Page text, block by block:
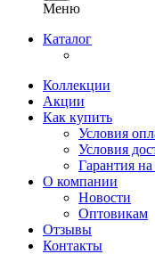
Меню
Каталог
Коллекции
Акции
Как купить
Условия
Условия
Гарантия на
О компании
Новости
Оптовикам
Отзывы
Контакты